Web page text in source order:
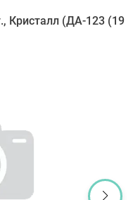
Кристалл (ДА-123 (19